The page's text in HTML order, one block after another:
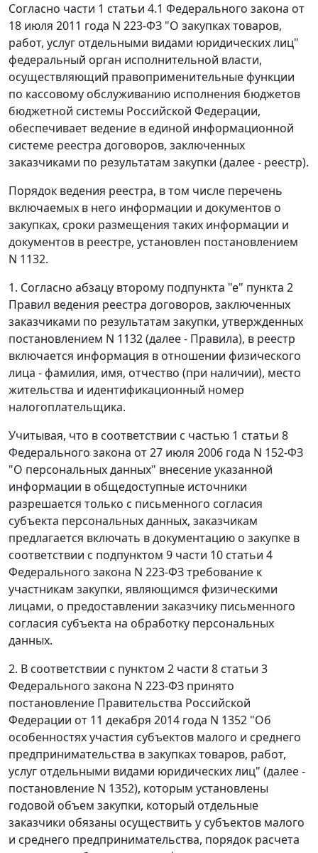
Согласно части 1 статьи 4.1 Федерального закона от
18 июля 2011 года N 223-ФЗ "О закупках товаров,
работ, услуг отдельными видами юридических лиц"
федеральный орган исполнительной власти,
осуществляющий правоприменительные функции
по кассовому обслуживанию исполнения бюджетов
бюджетной системы Российской Федерации,
обеспечивает ведение в единой информационной
системе реестра договоров, заключенных
заказчиками по результатам закупки (далее - реестр).
Порядок ведения реестра, в том числе перечень
включаемых в него информации и документов о
закупках, сроки размещения таких информации и
документов в реестре, установлен постановлением
N 1132.
1. Согласно абзацу второму подпункта "е" пункта 2
Правил ведения реестра договоров, заключенных
заказчиками по результатам закупки, утвержденных
постановлением N 1132 (далее - Правила), в реестр
включается информация в отношении физического
лица - фамилия, имя, отчество (при наличии), место
жительства и идентификационный номер
налогоплательщика.
Учитывая, что в соответствии с частью 1 статьи 8
Федерального закона от 27 июля 2006 года N 152-ФЗ
"О персональных данных" внесение указанной
информации в общедоступные источники
разрешается только с письменного согласия
субъекта персональных данных, заказчикам
предлагается включать в документацию о закупке в
соответствии с подпунктом 9 части 10 статьи 4
Федерального закона N 223-ФЗ требование к
участникам закупки, являющимся физическими
лицами, о предоставлении заказчику письменного
согласия субъекта на обработку персональных
данных.
2. В соответствии с пунктом 2 части 8 статьи 3
Федерального закона N 223-ФЗ принято
постановление Правительства Российской
Федерации от 11 декабря 2014 года N 1352 "Об
особенностях участия субъектов малого и среднего
предпринимательства в закупках товаров, работ,
услуг отдельными видами юридических лиц" (далее -
постановление N 1352), которым установлены
годовой объем закупки, который отдельные
заказчики обязаны осуществить у субъектов малого
и среднего предпринимательства, порядок расчета